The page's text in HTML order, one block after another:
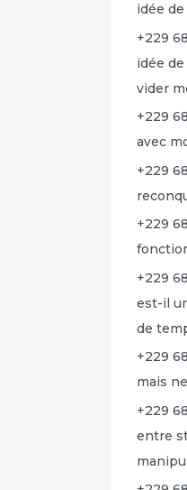
idée
+229
idée
vider
+229
avec
+229
+229
+229
est-il
de
+229
mais
+229
entre